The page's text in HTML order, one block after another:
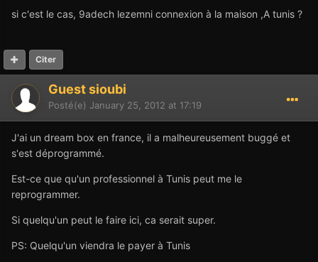
si c'est le cas, 9adech lezemni connexion à la maison ,A tunis ?
Citer
Guest sioubi
Posté(e) January 25, 2012 at 17:19
J'ai un dream box en france, il a malheureusement buggé et
s'est déprogrammé.
Est-ce que qu'un professionnel à Tunis peut me le
reprogrammer.
Si quelqu'un peut le faire ici, ca serait super.
PS: Quelqu'un viendra le payer à Tunis